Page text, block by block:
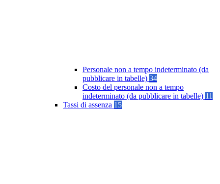
Personale non a tempo indeterminato (da
pubblicare in tabelle) 34
Costo del personale non a tempo
indeterminato (da pubblicare in tabelle) 11
Tassi di assenza 15